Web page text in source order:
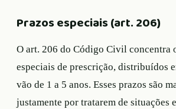
Prazos especiais (art. 206)
O art. 206 do Código Civil concentra
especiais de prescrição, distribuídos
vão de 1 a 5 anos. Esses prazos são
justamente por tratarem de situações